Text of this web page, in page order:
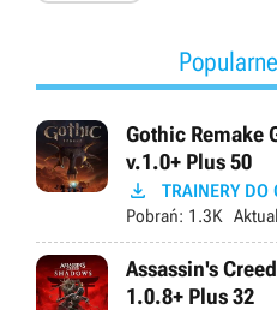
Gothic Remake
v.1.0+ Plus 50
 TRAINERY DO
Pobrań: 1.3K
Assassin's
1.0.8+ Plus 32